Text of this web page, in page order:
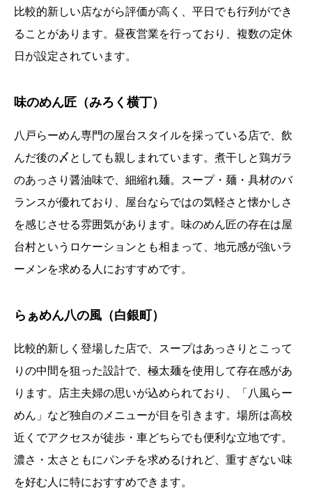
比較的新しい店ながら評価が高く、平日でも行列ができ
ることがあります。昼夜営業を行っており、複数の定休
日が設定されています。
味のめん匠（みろく横丁）
八戸らーめん専門の屋台スタイルを採っている店で、飲
んだ後の〆としても親しまれています。煮干しと鶏ガラ
のあっさり醤油味で、細縮れ麺。スープ・麺・具材のバ
ランスが優れており、屋台ならではの気軽さと懐かしさ
を感じさせる雰囲気があります。味のめん匠の存在は屋
台村というロケーションとも相まって、地元感が強いラ
ーメンを求める人におすすめです。
らぁめん八の風（白銀町）
比較的新しく登場した店で、スープはあっさりとこって
りの中間を狙った設計で、極太麺を使用して存在感があ
ります。店主夫婦の思いが込められており、「八風らー
めん」など独自のメニューが目を引きます。場所は高校
近くでアクセスが徒歩・車どちらでも便利な立地です。
濃さ・太さともにパンチを求めるけれど、重すぎない味
を好む人に特におすすめできます。